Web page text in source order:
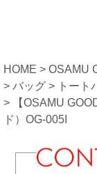
HOME
OSAMU
バッグ
トート
【OSAMU
ド）OG-005I